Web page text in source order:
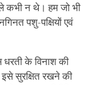
कभी न थे। हम जो भी
पशु-पक्षियों एवं
धरती के विनाश की
इसे सुरक्षित रखने की